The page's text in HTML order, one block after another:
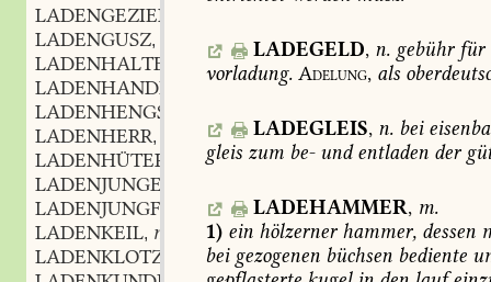
LADENGEZIERD
LADENGUSZ,
LADENHALTER
LADENHANDEL
m.
LADENHENGST
LADENHERR,
LADENHÜTER
LADENJUNGE
LADENJUNGFER
LADENKEIL, m.
LADENKLOTZ
LADEGELD, n. gebührfür
vorladung. Adelung, als
LADEGLEIS, n. bei
gleis zum be-undentladen der
LADEHAMMER, m.
1) ein hölzernerhammer, dessen
beigezogenen büchsen bediente